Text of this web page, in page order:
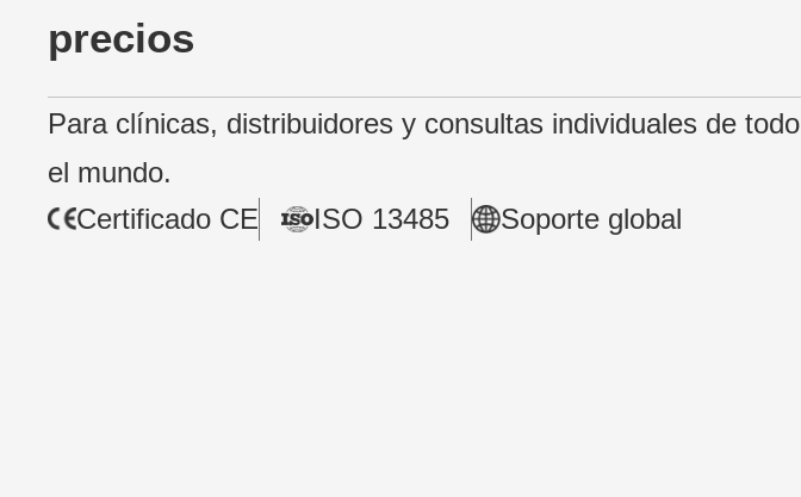
precios
Para clínicas, distribuidores y consultas individuales de todo
el mundo.
Certificado CE
ISO 13485 Soporte global